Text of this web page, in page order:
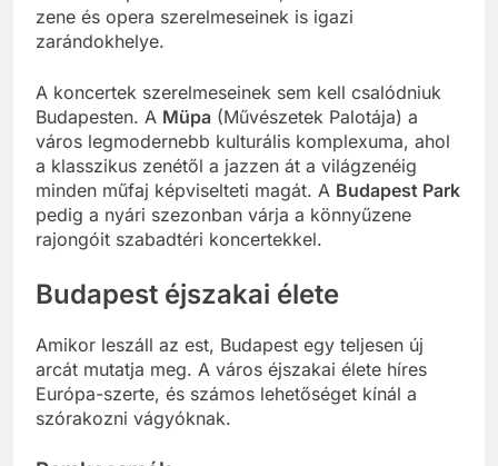
nemcsak építészeti remekmű, de a klasszikus
zene és opera szerelmeseinek is igazi
A koncertek szerelmeseinek sem kell csalódniuk
Budapesten. AMüpa (Művészetek Palotája) a
város legmodernebb kulturális komplexuma, ahol
a klasszikus zenétől a jazzen át a világzenéig
minden műfaj képviselteti magát. ABudapest Park
pedig a nyári szezonban várja a könnyűzene
Budapest éjszakai élete
Amikor leszáll az est, Budapest egy teljesen új
arcát mutatja meg. A város éjszakai élete híres
Európa-szerte, és számos lehetőséget kínál a